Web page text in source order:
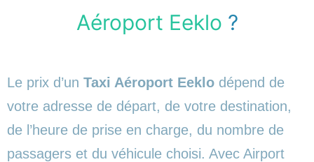
Aéroport Eeklo ?
Le prix d’un Taxi Aéroport Eeklo dépend de
votre adresse de départ, de votre destination,
de l’heure de prise en charge, du nombre de
passagers et du véhicule choisi. Avec Airport